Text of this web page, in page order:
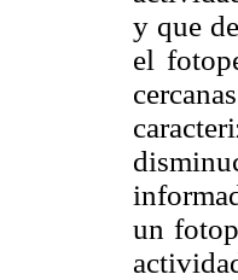
y que
el
un